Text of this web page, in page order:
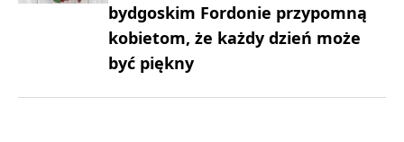
bydgoskim Fordonie przypomną
kobietom, że każdy dzień może
być piękny